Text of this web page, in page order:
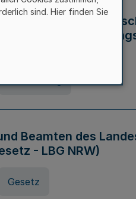
der
Beamten des
- LBG NRW)
Gesetz
sind. Hier finden Sie